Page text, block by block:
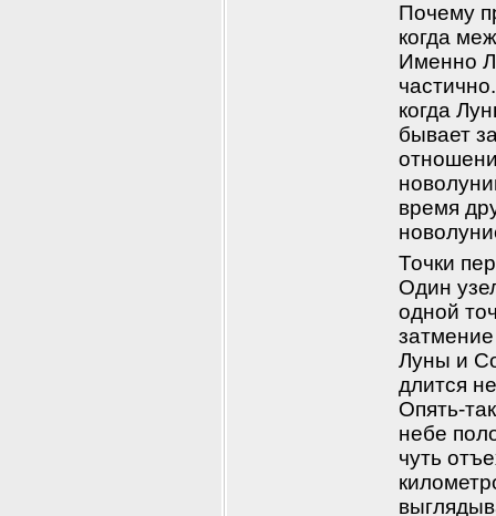
Почему
когда
Именно
когда
бывает
время
Точки
Один
одной
Луны и
длится
Опять-
небе
чуть